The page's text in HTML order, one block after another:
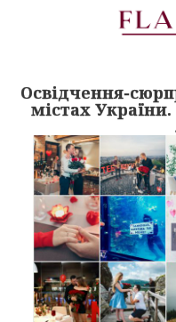
Освідчення-
містах